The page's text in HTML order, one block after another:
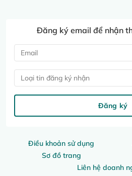
Điều khoản sử dụng
Sơ đồ trang
Liên hệ doanh
Đăng ký email để nhận
Loại tin đăng ký nhận
Đăng ký